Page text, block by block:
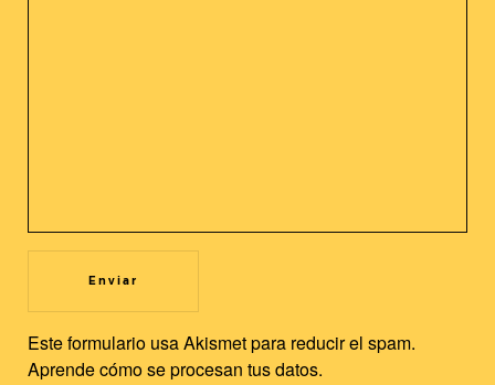
Recibe nuestras novedades en tu buzón!
Newsletter
consideramos que acepta su uso. Puedes cambiar la
Este formulario usa Akismet para reducir el spam.
Aprende cómo se procesan tus datos.